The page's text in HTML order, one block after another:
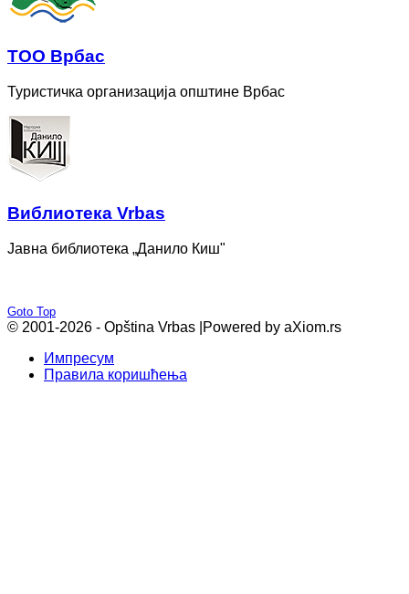
ТОО Врбас
Туристичка организација општине Врбас
Bиблиотека Vrbas
Јавна библиотека „Данило Киш"
Goto Top
© 2001-2026 - Opština Vrbas | Powered by aXiom.rs
Импресум
Правила коришћења